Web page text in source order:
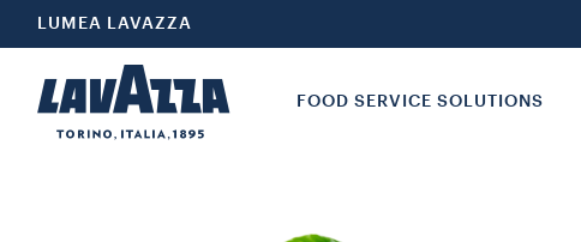
LUMEA LAVAZZA
FOOD SERVICE SOLUTIONS